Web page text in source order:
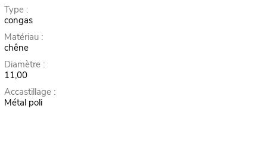
Type :
congas
Matériau :
chêne
Diamètre :
11,00
Accastillage :
Métal poli